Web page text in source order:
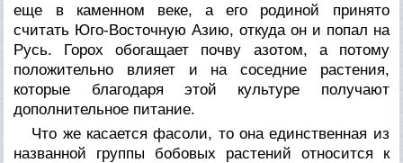
еще в каменном веке, а его родиной принято
считать Юго-Восточную Азию, откуда он и попал на
Русь. Горох обогащает почву азотом, а потому
положительно влияет и на соседние растения,
которые благодаря этой культуре получают
дополнительное питание.
Что же касается фасоли, то она единственная из
названной группы бобовых растений относится к